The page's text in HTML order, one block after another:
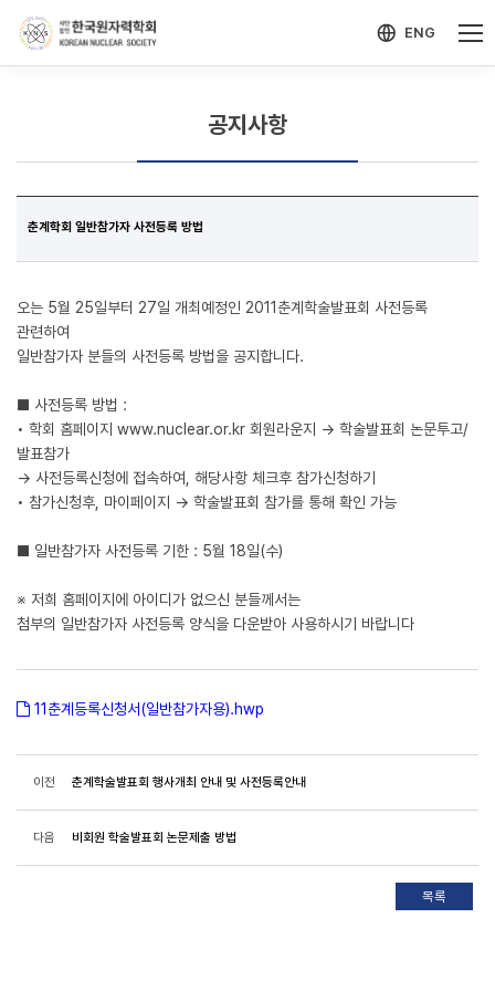
ENG
공지사항
춘계학회 일반참가자 사전등록 방법
오는 5월 25일부터 27일 개최예정인 2011춘계학술발표회 사전등록
관련하여
일반참가자 분들의 사전등록 방법을 공지합니다.
■ 사전등록 방법 :
• 학회 홈페이지 www.nuclear.or.kr 회원라운지 → 학술발표회 논문투고/
발표참가
→ 사전등록신청에 접속하여, 해당사항 체크후 참가신청하기
• 참가신청후, 마이페이지 → 학술발표회 참가를 통해 확인 가능
■ 일반참가자 사전등록 기한 : 5월 18일(수)
※ 저희 홈페이지에 아이디가 없으신 분들께서는
첨부의 일반참가자 사전등록 양식을 다운받아 사용하시기 바랍니다
11춘계등록신청서(일반참가자용).hwp
이전 춘계학술발표회 행사개최 안내 및 사전등록안내
다음 비회원 학술발표회 논문제출 방법